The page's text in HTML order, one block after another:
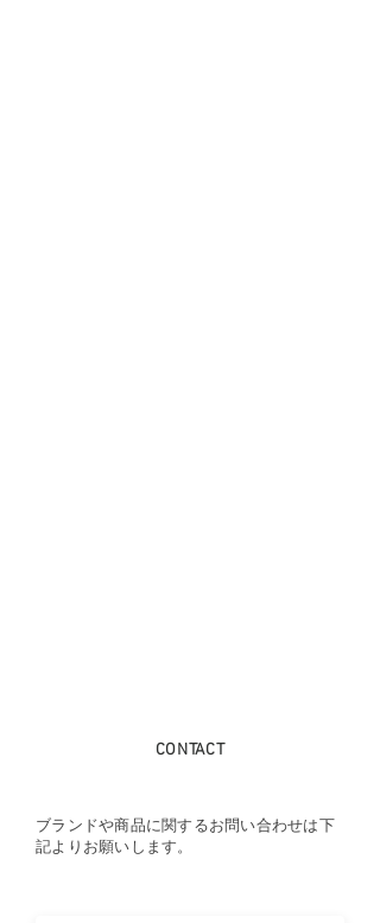
CONTACT
ブランドや商品に関するお問い合わせは下
記よりお願いします。